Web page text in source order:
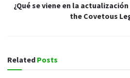
¿Qué se viene en la
the Covetous
Related Posts